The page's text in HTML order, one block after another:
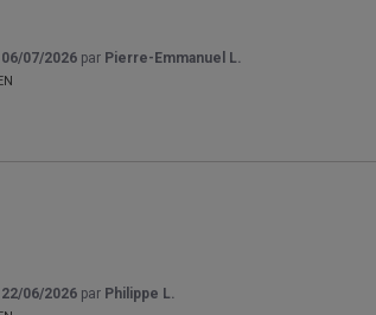
06/07/2026 par Pierre-Emmanuel L.
22/06/2026 par Philippe L.